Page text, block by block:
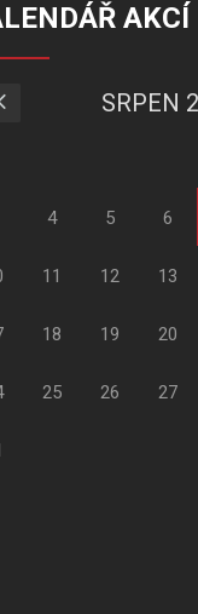
AKCÍ
SRPEN
4 5 6
11 12 13
18 19 20
25 26 27